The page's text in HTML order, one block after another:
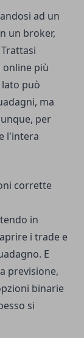
ad un
un broker,
più
può
ma
per
l'intera
corrette
in
i trade e
E
previsione,
binarie
si